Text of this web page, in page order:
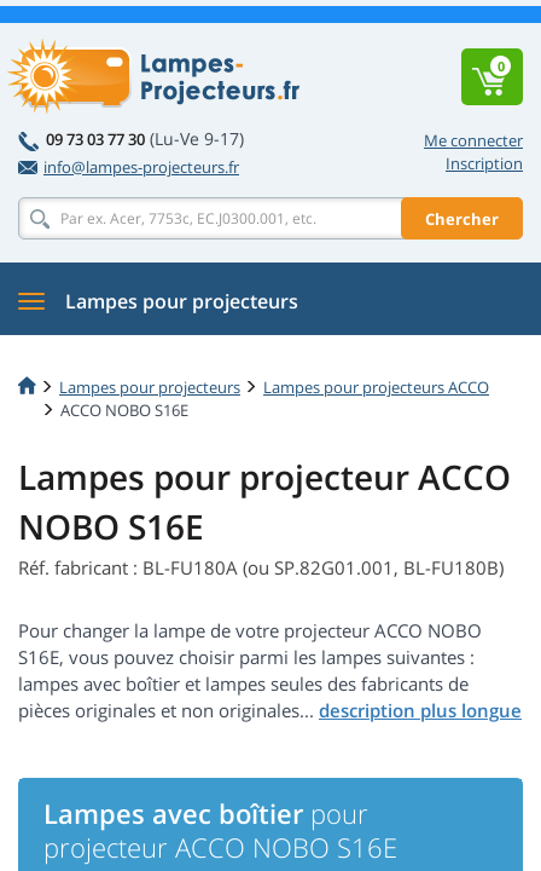
Me connecter
Inscription
09 73 03 77 30 (Lu-Ve 9-17)
info@lampes-projecteurs.fr
Chercher
0
Lampes pour projecteurs
Lampes pour projecteurs
Lampes pour projecteurs ACCO
ACCO NOBO S16E
Lampes pour projecteur ACCO
NOBO S16E
Réf. fabricant : BL-FU180A (ou SP.82G01.001, BL-FU180B)
Pour changer la lampe de votre projecteur ACCO NOBO
S16E, vous pouvez choisir parmi les lampes suivantes :
lampes avec boîtier et lampes seules des fabricants de
pièces originales et non originales...
Lampes avec boîtier pour
projecteur ACCO NOBO S16E